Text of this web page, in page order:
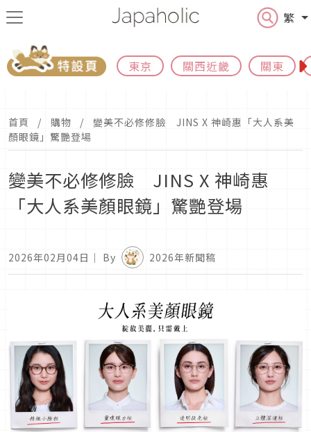
繁
東京 關西近畿 關東
首頁 購物
變美不必修修臉 JINS X 神崎惠「大人系美
顏眼鏡」驚艷登場
變美不必修修臉 JINS X 神崎惠
「大人系美顏眼鏡」驚艷登場
2026年02月04日 ｜ By 2026年新聞稿